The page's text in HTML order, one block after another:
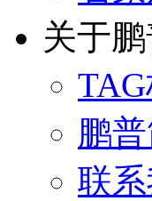
关于
鹏
联